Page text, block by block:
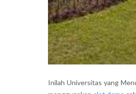
Inilah Universitas yang